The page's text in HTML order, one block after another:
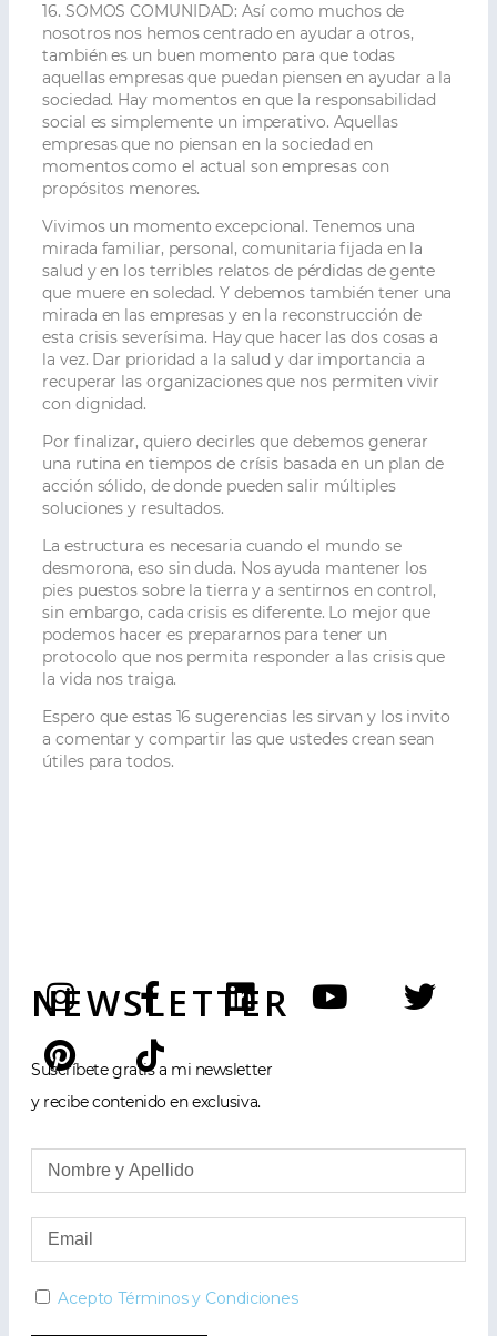
16. SOMOS COMUNIDAD: Así como muchos de
nosotros nos hemos centrado en ayudar a otros,
también es un buen momento para que todas
aquellas empresas que puedan piensen en ayudar a la
sociedad. Hay momentos en que la responsabilidad
social es simplemente un imperativo. Aquellas
empresas que no piensan en la sociedad en
momentos como el actual son empresas con
propósitos menores.
Vivimos un momento excepcional. Tenemos una
mirada familiar, personal, comunitaria fijada en la
salud y en los terribles relatos de pérdidas de gente
que muere en soledad. Y debemos también tener una
mirada en las empresas y en la reconstrucción de
esta crisis severísima. Hay que hacer las dos cosas a
la vez. Dar prioridad a la salud y dar importancia a
recuperar las organizaciones que nos permiten vivir
con dignidad.
Por finalizar, quiero decirles que debemos generar
una rutina en tiempos de crísis basada en un plan de
acción sólido, de donde pueden salir múltiples
soluciones y resultados.
La estructura es necesaria cuando el mundo se
desmorona, eso sin duda. Nos ayuda mantener los
pies puestos sobre la tierra y a sentirnos en control,
sin embargo, cada crisis es diferente. Lo mejor que
podemos hacer es prepararnos para tener un
protocolo que nos permita responder a las crisis que
la vida nos traiga.
Espero que estas 16 sugerencias les sirvan y los invito
a comentar y compartir las que ustedes crean sean
útiles para todos.
NEWSLETTER
Suscríbete gratis a mi newsletter
y recibe contenido en exclusiva.
Acepto Términos y Condiciones